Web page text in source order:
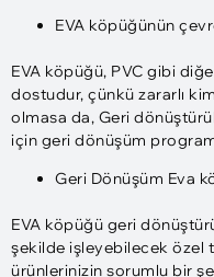
EVA köpüğünün
EVA köpüğü, PVC gibi
dostudur, çünkü zararlı
olmasa da, Geri
için geri dönüşüm
Geri Dönüşüm Eva
EVA köpüğü geri
şekilde işleyebilecek özel
ürünlerinizin sorumlu bir